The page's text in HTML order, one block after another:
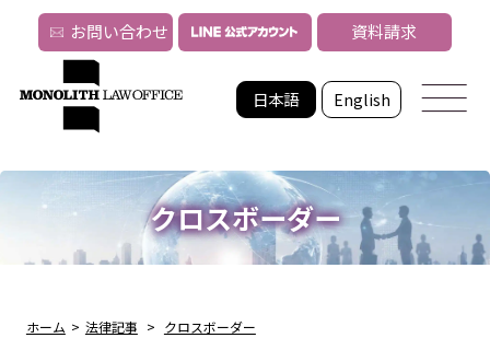
日本語 English
お問い合わせ 資料請求
クロスボーダー
ホーム > 法律記事 > クロスボーダー